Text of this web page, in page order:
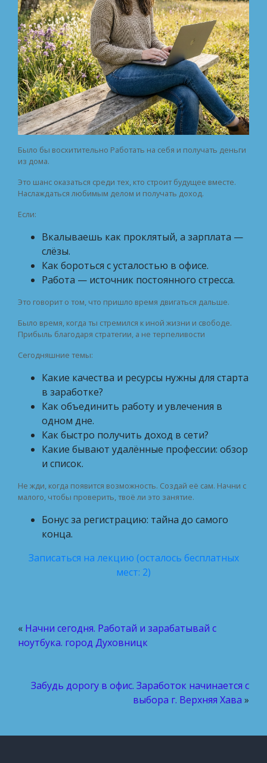
Было бы восхитительно Работать на себя и получать деньги
из дома.
Это шанс оказаться среди тех, кто строит будущее вместе.
Наслаждаться любимым делом и получать доход.
Если:
Вкалываешь как проклятый, а зарплата —
слёзы.
Как бороться с усталостью в офисе.
Работа — источник постоянного стресса.
Это говорит о том, что пришло время двигаться дальше.
Было время, когда ты стремился к иной жизни и свободе.
Прибыль благодаря стратегии, а не терпеливости
Сегодняшние темы:
Какие качества и ресурсы нужны для старта
в заработке?
Как объединить работу и увлечения в
одном дне.
Как быстро получить доход в сети?
Какие бывают удалённые профессии: обзор
и список.
Не жди, когда появится возможность. Создай её сам. Начни с
малого, чтобы проверить, твоё ли это занятие.
Бонус за регистрацию: тайна до самого
конца.
Записаться на лекцию (осталось бесплатных
мест: 2)
« Начни сегодня. Работай и зарабатывай с
ноутбука. город Духовницк
Забудь дорогу в офис. Заработок начинается с
выбора г. Верхняя Хава »